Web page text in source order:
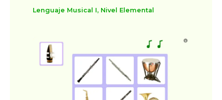
Lenguaje Musical I, Nivel Elemental